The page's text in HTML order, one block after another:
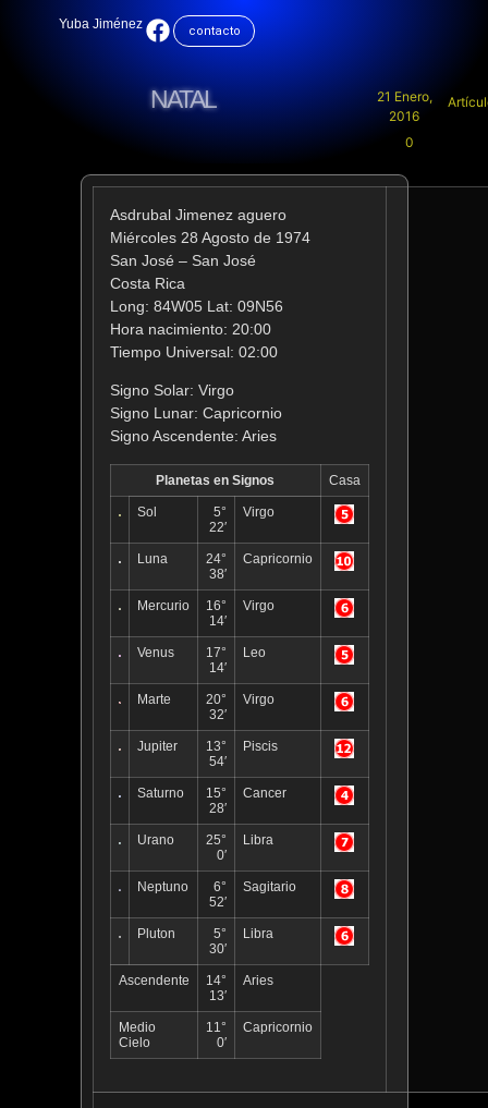
Yuba Jiménez contacto
NATAL
21 Enero,
2016
0
Asdrubal Jimenez aguero
Miércoles 28 Agosto de 1974
San José – San José
Costa Rica
Long: 84W05 Lat: 09N56
Hora nacimiento: 20:00
Tiempo Universal: 02:00
Signo Solar: Virgo
Signo Lunar: Capricornio
Signo Ascendente: Aries
Planetas en Signos Casa
Sol
5°
22′
Virgo
Luna
24°
38′
Capricornio
Mercurio
16°
14′
Virgo
Venus
17°
14′
Leo
Marte
20°
32′
Virgo
Jupiter
13°
54′
Piscis
Saturno
15°
28′
Cancer
Urano
25°
0′
Libra
Neptuno
6°
52′
Sagitario
Pluton
5°
30′
Libra
Ascendente
14°
13′
Aries
Medio
Cielo
11°
0′
Capricornio